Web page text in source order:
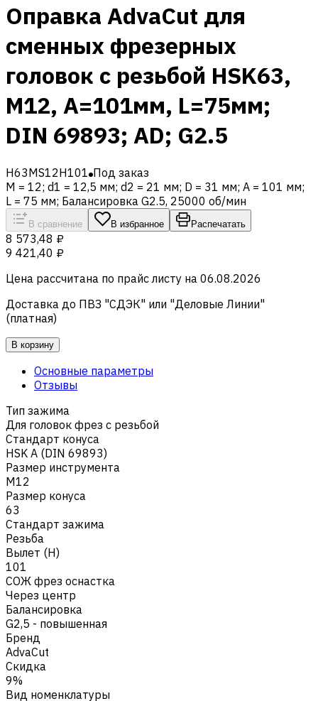
Оправка AdvaCut для
сменных фрезерных
головок с резьбой HSK63,
M12, A=101мм, L=75мм;
DIN 69893; AD; G2.5
H63MS12H101 Под заказ
M = 12; d1 = 12,5 мм; d2 = 21 мм; D = 31 мм; A = 101 мм;
L = 75 мм; Балансировка G2.5, 25000 об/мин
В сравнение В избранное Распечатать
8 573,48 ₽
9 421,40 ₽
Цена рассчитана по прайс листу на 06.08.2026
Доставка до ПВЗ "СДЭК" или "Деловые Линии"
(платная)
В корзину
Основные параметры
Отзывы
Тип зажима
Для головок фрез с резьбой
Стандарт конуса
HSK A (DIN 69893)
Размер инструмента
M12
Размер конуса
63
Стандарт зажима
Резьба
Вылет (H)
101
СОЖ фрез оснастка
Через центр
Балансировка
G2,5 - повышенная
Бренд
AdvaCut
Скидка
9%
Вид номенклатуры